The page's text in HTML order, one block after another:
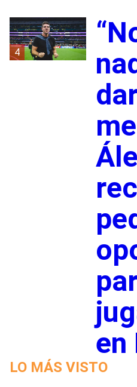
4
en
LO MÁS VISTO